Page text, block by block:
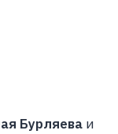
Бурляева и